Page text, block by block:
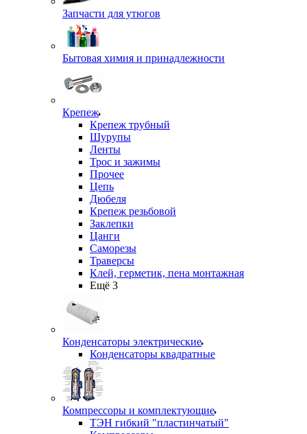
Запчасти для утюгов
Бытовая химия и принадлежности
Крепеж
Крепеж трубный
Шурупы
Ленты
Трос и зажимы
Прочее
Цепь
Дюбеля
Крепеж резьбовой
Заклепки
Цанги
Саморезы
Траверсы
Клей, герметик, пена монтажная
Ещё 3
Конденсаторы электрические
Конденсаторы квадратные
Компрессоры и комплектующие
ТЭН гибкий "пластинчатый"